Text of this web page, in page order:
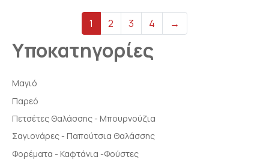
1 2 3 4 →
Υποκατηγορίες
Μαγιό
Παρεό
Πετσέτες Θαλάσσης - Μπουρνούζια
Σαγιονάρες - Παπούτσια Θαλάσσης
Φορέματα - Καφτάνια -Φούστες